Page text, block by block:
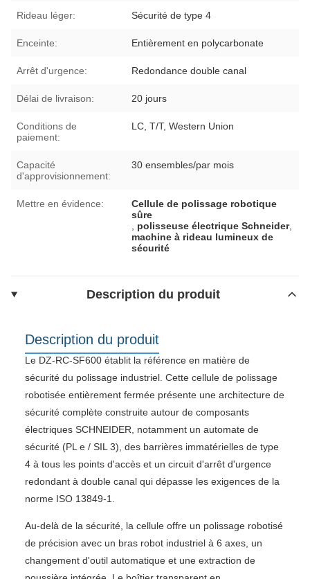
Rideau léger: Sécurité de type 4
Enceinte: Entièrement en polycarbonate
Arrêt d'urgence: Redondance double canal
Délai de livraison: 20 jours
Conditions de
paiement:
LC, T/T, Western Union
Capacité
d'approvisionnement:
30 ensembles/par mois
Mettre en évidence:
Cellule de polissage robotique
sûre
polisseuse électrique Schneider,
machine à rideau lumineux de
sécurité
Description du produit
Description du produit
Le DZ-RC-SF600 établit la référence en matière de
sécurité du polissage industriel. Cette cellule de polissage
robotisée entièrement fermée présente une architecture de
sécurité complète construite autour de composants
électriques SCHNEIDER, notamment un automate de
sécurité (PL e / SIL 3), des barrières immatérielles de type
4 à tous les points d'accès et un circuit d'arrêt d'urgence
redondant à double canal qui dépasse les exigences de la
norme ISO 13849-1.
Au-delà de la sécurité, la cellule offre un polissage robotisé
de précision avec un bras robot industriel à 6 axes, un
changement d'outil automatique et une extraction de